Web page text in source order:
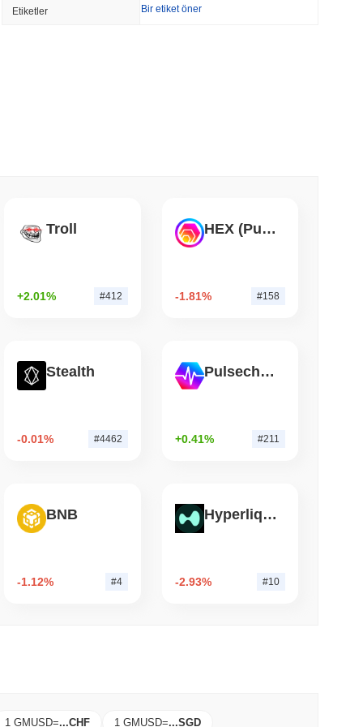
Yer Aldı, Q2 Büyümesi %1.5'e
okunma
Etiketler Bir etiket öner
Troll
+2.01% #412
HEX (Pulsechain)
-1.81% #158
Stealth
-0.01% #4462
Pulsechain
+0.41% #211
BNB
-1.12% #4
Hyperliquid
-2.93% #10
1 GMUSD=...CHF 1 GMUSD=...SGD